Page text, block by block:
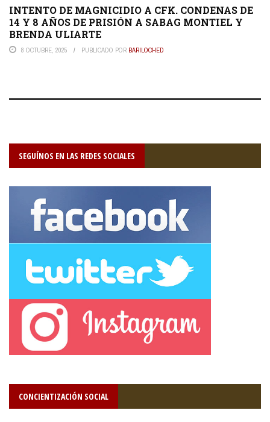
INTENTO DE MAGNICIDIO A CFK. CONDENAS DE
14 Y 8 AÑOS DE PRISIÓN A SABAG MONTIEL Y
BRENDA ULIARTE
8 OCTUBRE, 2025 PUBLICADO POR BARILOCHED
SEGUÍNOS EN LAS REDES SOCIALES
CONCIENTIZACIÓN SOCIAL